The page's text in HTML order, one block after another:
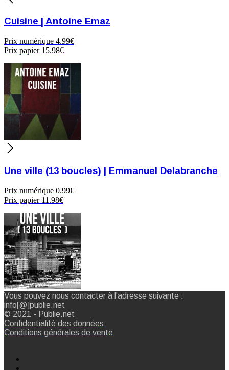
Cuisine | Antoine Emaz
Prix numérique 4.99€
Prix papier15.98€
Une ville (13 boucles) | Emmanuel Delabranche
Prix numérique 0.99€
Prix papier11.98€
Vous pouvez nous contacter à l'adresse suivante :
info[@]publie.net
© 2021 - Publie.net
Confidentialité des données
Conditions générales de vente